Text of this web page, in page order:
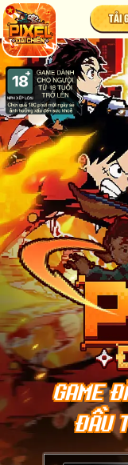
TẢI
GAME
ĐẦU